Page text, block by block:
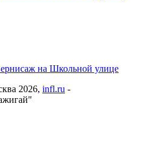
на Школьной улице
2026, infl.ru -